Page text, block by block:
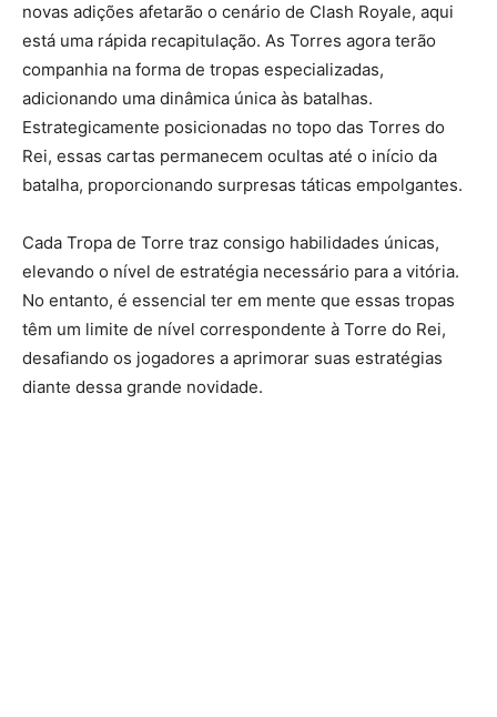
novas adições afetarão o cenário de Clash Royale, aqui
está uma rápida recapitulação. As Torres agora terão
companhia na forma de tropas especializadas,
adicionando uma dinâmica única às batalhas.
Estrategicamente posicionadas no topo das Torres do
Rei, essas cartas permanecem ocultas até o início da
batalha, proporcionando surpresas táticas empolgantes.
Cada Tropa de Torre traz consigo habilidades únicas,
elevando o nível de estratégia necessário para a vitória.
No entanto, é essencial ter em mente que essas tropas
têm um limite de nível correspondente à Torre do Rei,
desafiando os jogadores a aprimorar suas estratégias
diante dessa grande novidade.